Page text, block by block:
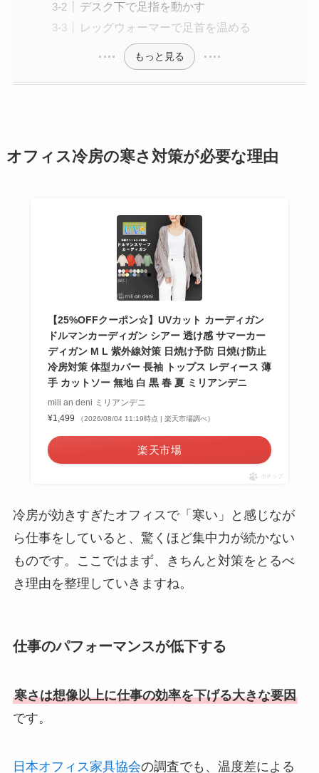
デスク下で足指を動かす
レッグウォーマーで足首を温める
もっと見る
オフィス冷房の寒さ対策が必要な理由
【25%OFFクーポン☆】UVカット カーディガン
ドルマンカーディガン シアー 透け感 サマーカー
ディガン M L 紫外線対策 日焼け予防 日焼け防止
冷房対策 体型カバー 長袖 トップス レディース 薄
手 カットソー 無地 白 黒 春 夏 ミリアンデニ
mili an deni ミリアンデニ
¥1,499
（2026/08/04 11:19時点 | 楽天市場調べ）
楽天市場
ポチップ
冷房が効きすぎたオフィスで「寒い」と感じなが
ら仕事をしていると、驚くほど集中力が続かない
ものです。ここではまず、きちんと対策をとるべ
き理由を整理していきますね。
仕事のパフォーマンスが低下する
寒さは想像以上に仕事の効率を下げる大きな要因
です。
日本オフィス家具協会の調査でも、温度差による